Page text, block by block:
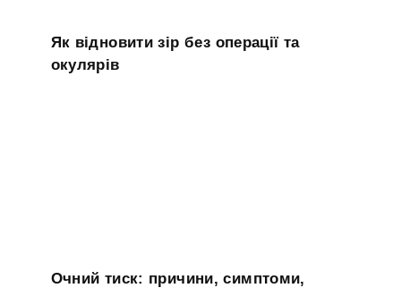
Як відновити зір без операції та
окулярів
Очний тиск: причини, симптоми,